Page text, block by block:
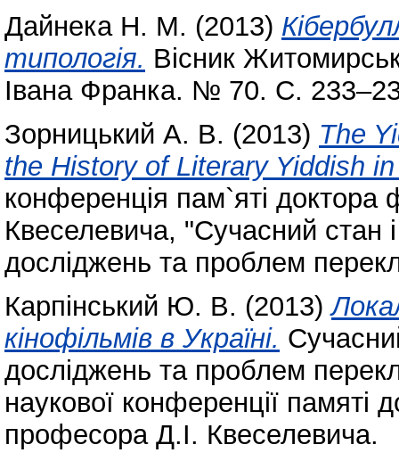
Дайнека Н. М. (2013)
типологія. Вісник
Івана Франка. № 70. С.
Зорницький А. В. (2013) The
the History of Literary Yiddish
конференція пам`яті доктора
Квеселевича, "Сучасний стан
досліджень та проблем
Карпінський Ю. В. (2013)
кінофільмів в Україні.
досліджень та проблем
наукової конференції памяті
професора Д.І. Квеселевича.